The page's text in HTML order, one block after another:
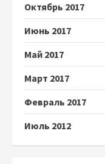
Октябрь 2017
Июнь 2017
Май 2017
Март 2017
Февраль 2017
Июль 2012